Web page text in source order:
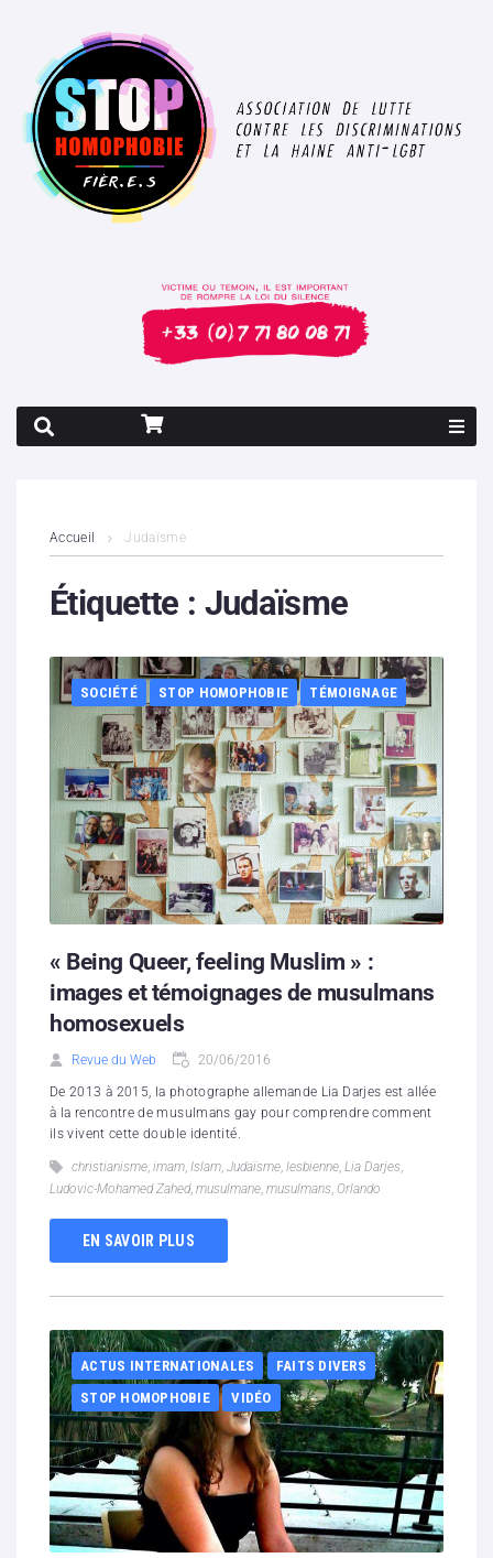
Contenus litigieux
Boutique
Partenaires
Contacts
Hébergement solidaire
Accueil Judaïsme
Étiquette : Judaïsme
SOCIÉTÉ STOP HOMOPHOBIE TÉMOIGNAGE
« Being Queer, feeling Muslim » :
images et témoignages de musulmans
homosexuels
Revue du Web 20/06/2016
De 2013 à 2015, la photographe allemande Lia Darjes est allée
à la rencontre de musulmans gay pour comprendre comment
ils vivent cette double identité.
christianisme, imam, Islam, Judaïsme, lesbienne, Lia Darjes,
Ludo­vic-Moha­med Zahed, musulmane, musulmans, Orlando
EN SAVOIR PLUS
ACTUS INTERNATIONALES
FAITS DIVERS
STOP HOMOPHOBIE
VIDÉO